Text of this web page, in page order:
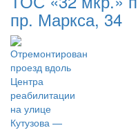
пр. Маркса, 34